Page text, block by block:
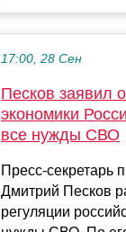
17:00, 28 Сен
Песков заявил
экономики
все нужды СВО
Пресс-секретарь
Дмитрий Песков
регуляции